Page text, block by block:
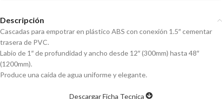
Descripción
Cascadas para empotrar en plástico ABS con conexión 1.5″ cementar
trasera de PVC.
Labio de 1″ de profundidad y ancho desde 12″ (300mm) hasta 48″
(1200mm).
Produce una caída de agua uniforme y elegante.
Descargar Ficha Tecnica